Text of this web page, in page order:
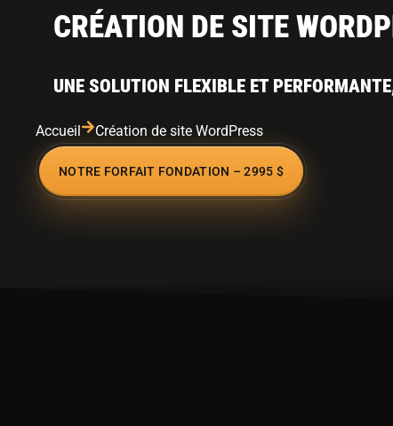
CRÉATION DE SITE
UNE SOLUTION FLEXIBLE ET
Accueil Création de site WordPress
NOTRE FORFAIT FONDATION – 2995 $